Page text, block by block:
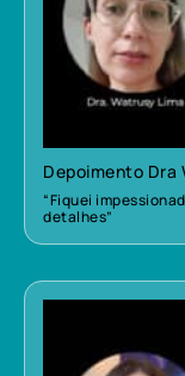
Depoimento Dra
“Fiquei
detalhes”